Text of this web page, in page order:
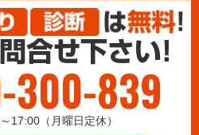
300-839
17:00（月曜日定休）